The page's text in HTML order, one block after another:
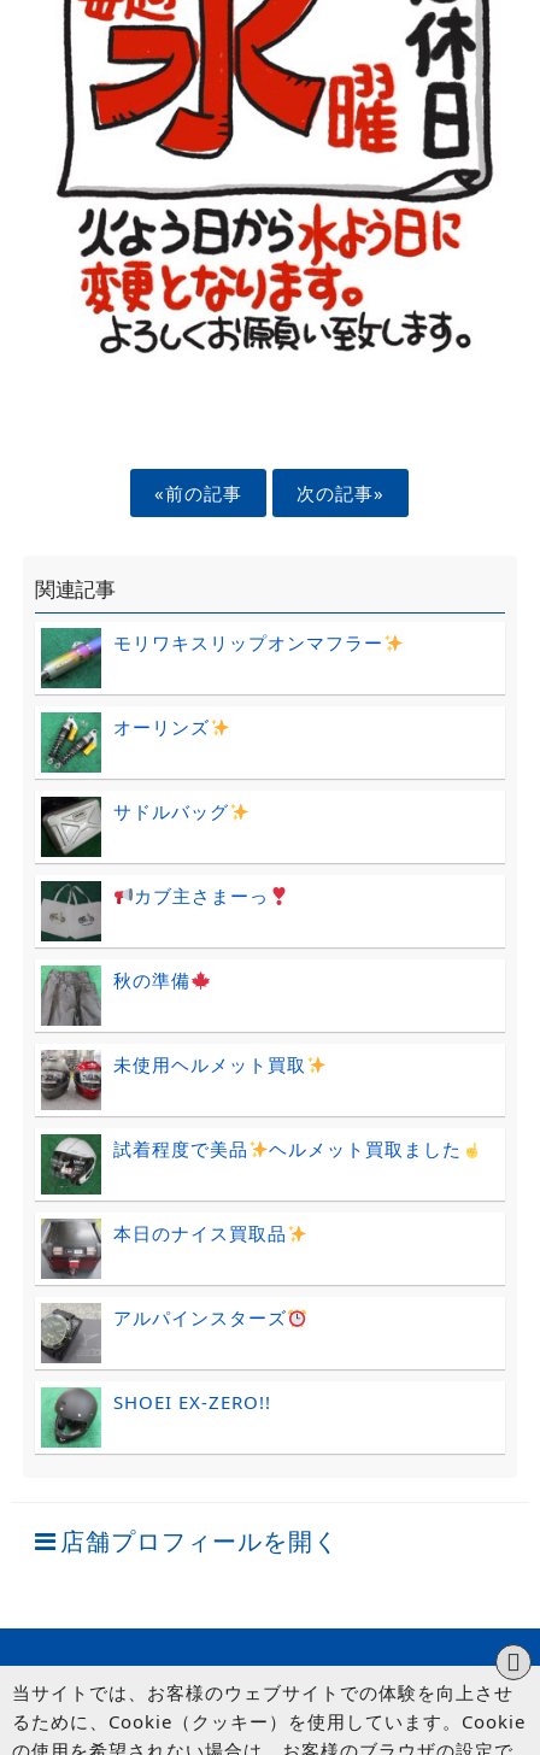
«前の記事 次の記事»
関連記事
モリワキスリップオンマフラー
オーリンズ
サドルバッグ
カブ主さまーっ
秋の準備
未使用ヘルメット買取
試着程度で美品 ヘルメット買取ました
本日のナイス買取品
アルパインスターズ
SHOEI EX-ZERO!!
店舗プロフィールを開く
当サイトでは、お客様のウェブサイトでの体験を向上させ
るために、Cookie（クッキー）を使用しています。Cookie
の使用を希望されない場合は、お客様のブラウザの設定で